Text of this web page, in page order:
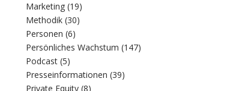
Marketing (19)
Methodik (30)
Personen (6)
Persönliches Wachstum (147)
Podcast (5)
Presseinformationen (39)
Private Equity (8)